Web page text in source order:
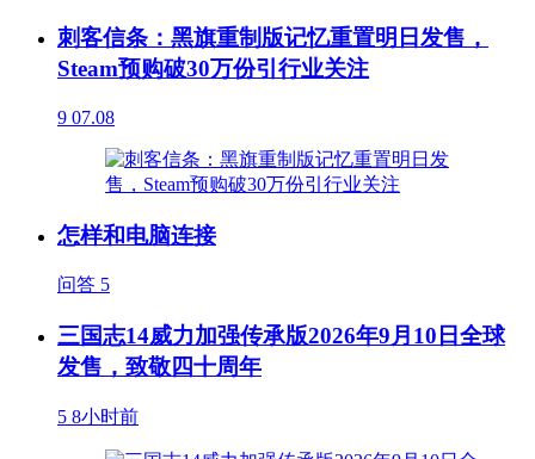
刺客信条：黑旗重制版记忆重置明日发售，
Steam预购破30万份引行业关注
9 07.08
怎样和电脑连接
问答 5
三国志14威力加强传承版2026年9月10日全球
发售，致敬四十周年
5 8小时前